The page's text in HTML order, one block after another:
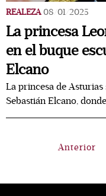
REALEZA 08/01/2025
La princesa
en el buque
Elcano
La princesa de
Sebastián Elcano,
Anterior